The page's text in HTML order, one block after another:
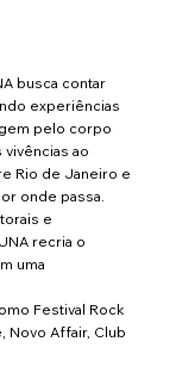
busca contar
experiências
pelo corpo
ao
Rio de Janeiro e
onde passa.
e
recria o
uma
Festival Rock
Novo Affair, Club